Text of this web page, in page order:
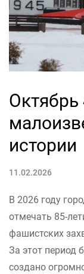
Октябрь
истории
11.02.2026
В 2026 году
отмечать 85-
фашистских
За этот период
создано